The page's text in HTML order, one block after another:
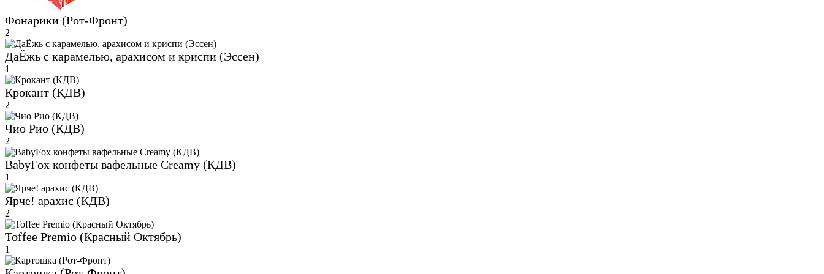
Фонарики (Рот-Фронт)
2
ДаЁжь с карамелью, арахисом и криспи (Эссен)
1
Крокант (КДВ)
2
Чио Рио (КДВ)
2
BabyFox конфеты вафельные Creamy (КДВ)
1
Ярче! арахис (КДВ)
2
Toffee Premio (Красный Октябрь)
1